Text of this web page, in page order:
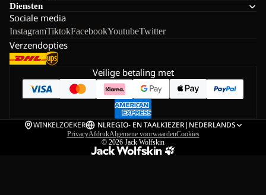
Diensten
Sociale media
InstagramTiktokFacebookYoutubeTwitter
Verzendopties
Veilige betaling met
WINKELZOEKER NLREGIO- EN TAALKIEZER| NEDERLANDS
PrivacyAfdrukAlgemene voorwaardenCookies
© 2026 Jack Wolfskin